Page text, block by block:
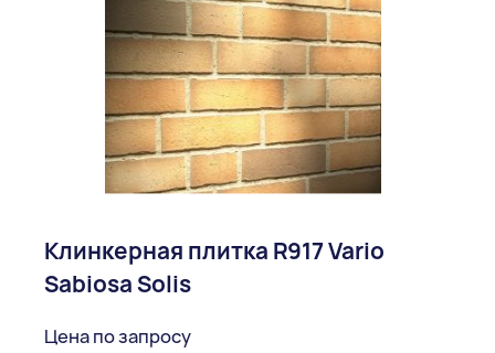
Клинкерная плитка R917 Vario
Sabiosa Solis
Цена по запросу